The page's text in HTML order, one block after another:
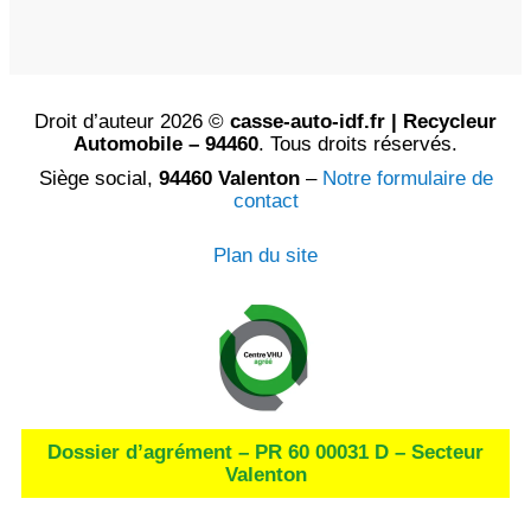
Droit d’auteur 2026 © casse-auto-idf.fr | Recycleur
Automobile – 94460. Tous droits réservés.
Siège social, 94460 Valenton– Notre formulaire de
contact
Plan du site
Dossier d’agrément – PR 60 00031 D – Secteur
Valenton